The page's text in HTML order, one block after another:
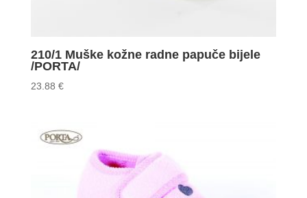
210/1 Muške kožne radne papuče bijele
/PORTA/
23.88 €